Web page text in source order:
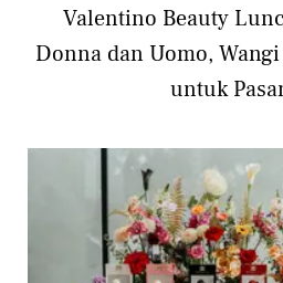
Valentino Beauty
Donna dan Uomo,
untuk